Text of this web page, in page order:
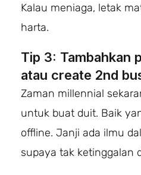
Kalau meniaga, letak
harta.
Tip 3: Tambahkan
atau create 2nd
Zaman millennial
untuk buat duit. Baik
offline. Janji ada ilmu
supaya tak ketinggalan